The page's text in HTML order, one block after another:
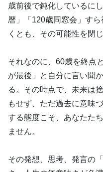
歳前後で鈍化しているに
暦」「120歳同窓会」す
くとも、その可能性を閉
それなのに、60歳を終点
が最後」と自分に言い聞
る。その時点で、未来は
もせず、ただ過去に意味
する態度こそ、あなたた
ません。
その発想、思考、発言の